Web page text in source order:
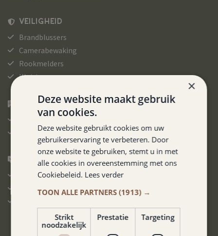
VEILIGHEID
Brandblussers
Camerabewaking
Rookmelders
Kluisje
ALGEMEEN
Verwarming
Rookvrije kamers
GESPROKEN TALEN
Nederlands
Engels
×
Deze website maakt gebruik
van cookies.
Deze website gebruikt cookies om uw
gebruikerservaring te verbeteren. Door
onze website te gebruiken, stemt u in met
alle cookies in overeenstemming met ons
Cookiebeleid. Lees verder
TOON ALLE PARTNERS (1913) →
Strikt
noodzakelijk
Prestatie Targeting